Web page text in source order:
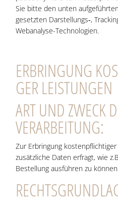
Sie bit­te den unten
ge­setz­ten Darstellungs‑,
Webanalyse-Technologien.
ERBRIN­GUNG
GER LEISTUNGEN
ART UND ZWECK
VERARBEITUNG:
Zur Erbrin­gung
zusätz­li­che Daten erfragt, wie
Bestel­lung aus­füh­ren zu